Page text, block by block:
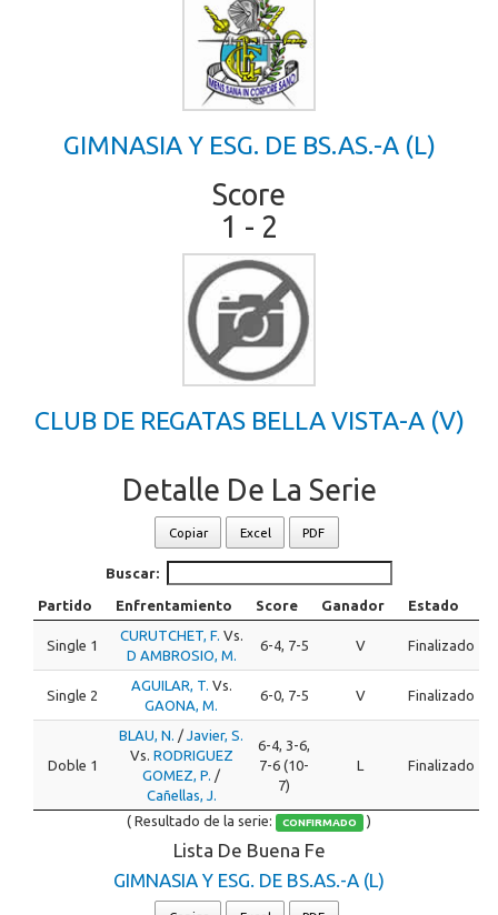
GIMNASIA Y ESG. DE BS.AS.-A (L)
Score
1 - 2
CLUB DE REGATAS BELLA VISTA-A (V)
Detalle De La Serie
Copiar Excel PDF
Buscar:
Partido Enfrentamiento Score Ganador Estado
Single 1
CURUTCHET, F. Vs.
D AMBROSIO, M.
6-4, 7-5 V Finalizado
Single 2
AGUILAR, T. Vs.
GAONA, M.
6-0, 7-5 V Finalizado
Doble 1
BLAU, N. / Javier, S.
Vs. RODRIGUEZ
GOMEZ, P. /
Cañellas, J.
6-4, 3-6,
7-6 (10-
7)
L Finalizado
( Resultado de la serie: CONFIRMADO )
Lista De Buena Fe
GIMNASIA Y ESG. DE BS.AS.-A (L)